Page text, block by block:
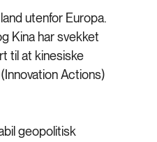
utenfor Europa.
Kina har svekket
til at kinesiske
Actions)
geopolitisk